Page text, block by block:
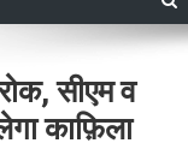
सीएम व
काफ़िला